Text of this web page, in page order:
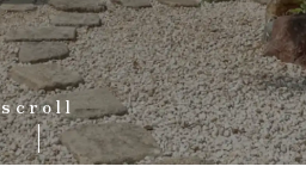
scroll